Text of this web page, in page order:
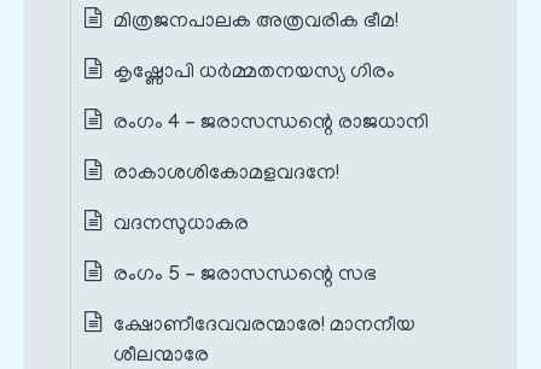
മിത്രജനപാലക അത്രവരിക ഭീമ!
കൃഷ്ണോപി ധർമ്മതനയസ്യ ഗിരം
രംഗം 4 – ജരാസന്ധന്റെ രാജധാനി
രാകാശശികോമളവദനേ!
വദനസുധാകര
രംഗം 5 – ജരാസന്ധന്റെ സഭ
ക്ഷോണീദേവവരന്മാരേ! മാനനീയ
ശീലന്മാരേ